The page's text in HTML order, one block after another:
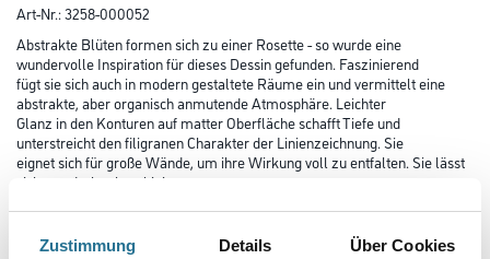
Zustimmung Details Über Cookies
Art-Nr.:3258-000052
Abstrakte Blüten formen sich zu einer Rosette - so wurde eine
wundervolle Inspiration für dieses Dessin gefunden. Faszinierend
fügt sie sich auch in modern gestaltete Räume ein und vermittelt eine
abstrakte, aber organisch anmutende Atmosphäre. Leichter
Glanz in den Konturen auf matter Oberfläche schafft Tiefe und
unterstreicht den filigranen Charakter der Linienzeichnung. Sie
eignet sich für große Wände, um ihre Wirkung voll zu entfalten. Sie lässt
sich wunderbar kombinieren.